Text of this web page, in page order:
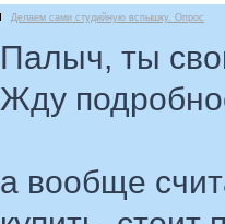
Делаем сами студийную вспышку. Опрос
Палыч, ты
Жду
а вообще